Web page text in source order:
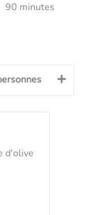
90 minutes
d'olive